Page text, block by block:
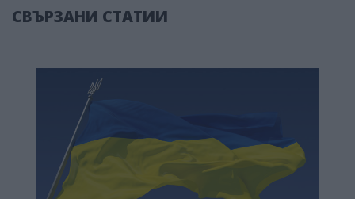
СВЪРЗАНИ СТАТИИ